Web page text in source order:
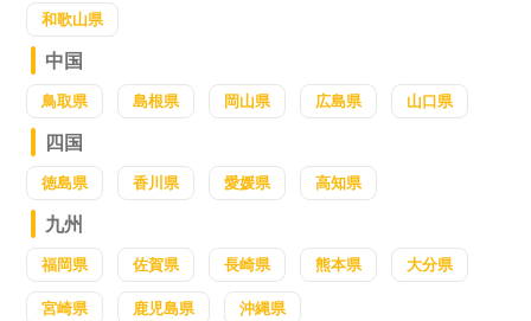
和歌山県
中国
鳥取県 島根県 岡山県 広島県 山口県
四国
徳島県 香川県 愛媛県 高知県
九州
福岡県 佐賀県 長崎県 熊本県 大分県
宮崎県 鹿児島県 沖縄県